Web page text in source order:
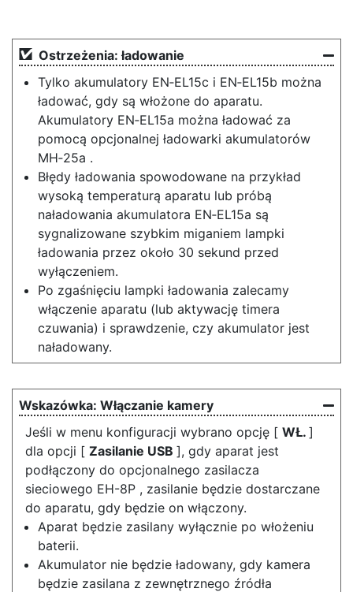
Ostrzeżenia: ładowanie
Tylko akumulatory EN‑EL15c i EN‑EL15b można
ładować, gdy są włożone do aparatu.
Akumulatory EN‑EL15a można ładować za
pomocą opcjonalnej ładowarki akumulatorów
MH‑25a .
Błędy ładowania spowodowane na przykład
wysoką temperaturą aparatu lub próbą
naładowania akumulatora EN‑EL15a są
sygnalizowane szybkim miganiem lampki
ładowania przez około 30 sekund przed
wyłączeniem.
Po zgaśnięciu lampki ładowania zalecamy
włączenie aparatu (lub aktywację timera
czuwania) i sprawdzenie, czy akumulator jest
naładowany.
Włączanie kamery
Jeśli w menu konfiguracji wybrano opcję [ WŁ. ]
dla opcji [ Zasilanie USB ], gdy aparat jest
podłączony do opcjonalnego zasilacza
sieciowego EH-8P , zasilanie będzie dostarczane
do aparatu, gdy będzie on włączony.
Aparat będzie zasilany wyłącznie po włożeniu
baterii.
Akumulator nie będzie ładowany, gdy kamera
będzie zasilana z zewnętrznego źródła